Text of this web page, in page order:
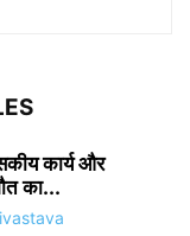
कार्य और
का...